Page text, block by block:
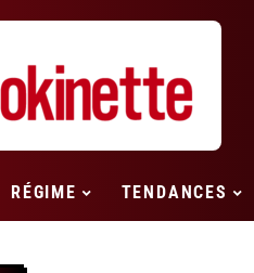
RÉGIME TENDANCES